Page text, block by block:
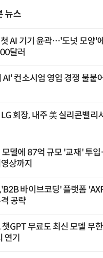
뉴스
AI 기기 윤곽…'도넛 모양'
달러
AI' 컨소시엄 영입 경쟁 불붙어
회장, 내주 美 실리콘밸리
모델에 87억 규모 '교재' 투
상까지
바이브코딩' 플랫폼
공략
챗GPT 무료도 최신 모델 무
연기